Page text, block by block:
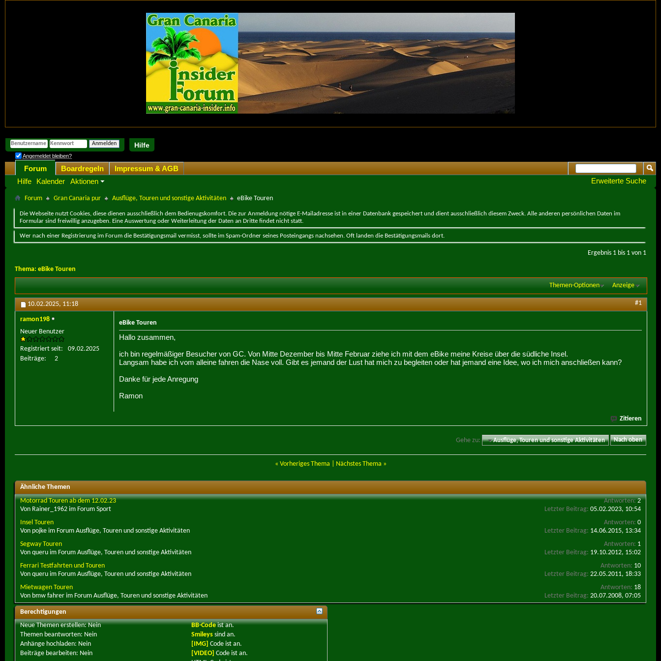
Hilfe
Angemeldet bleiben?
Forum
Hilfe
Kalender Aktionen
Boardregeln
Impressum & AGB
Erweiterte Suche
Forum Gran Canaria pur Ausflüge, Touren und sonstige Aktivitäten eBike Touren
Die Webseite nutzt Cookies, diese dienen ausschließlich dem Bedienugskomfort. Die zur Anmeldung nötige E-Mailadresse ist in einer Datenbank gespeichert und dient ausschließlich diesem Zweck. Alle anderen persönlichen Daten im
Formular sind freiwillig anzugeben. Eine Auswertung oder Weiterleitung der Daten an Dritte findet nicht statt.
Wer nach einer Registrierung im Forum die Bestätigungsmail vermisst, sollte im Spam-Ordner seines Posteingangs nachsehen. Oft landen die Bestätigungsmails dort.
Ergebnis 1 bis 1 von 1
Thema: eBike Touren
Themen-Optionen Anzeige
10.02.2025, 11:18 #1
ramon198
Neuer Benutzer
Registriert seit
09.02.2025
Beiträge
2
eBike Touren
Hallo zusammen,
ich bin regelmäßiger Besucher von GC. Von Mitte Dezember bis Mitte Februar ziehe ich mit dem eBike meine Kreise über die südliche Insel.
Langsam habe ich vom alleine fahren die Nase voll. Gibt es jemand der Lust hat mich zu begleiten oder hat jemand eine Idee, wo ich mich anschließen kann?
Danke für jede Anregung
Ramon
Zitieren
Gehe zu: Ausflüge, Touren und sonstige Aktivitäten Nach oben
« Vorheriges Thema Nächstes Thema »
Ähnliche Themen
Motorrad Touren ab dem 12.02.23
Von Rainer_1962 im Forum Sport
Antworten:2
Letzter Beitrag: 05.02.2023, 10:54
Insel Touren
Von pojke im Forum Ausflüge, Touren und sonstige Aktivitäten
Antworten: 0
Letzter Beitrag: 14.06.2015, 13:34
Segway Touren
Von queru im Forum Ausflüge, Touren und sonstige Aktivitäten
Antworten: 1
Letzter Beitrag: 19.10.2012, 15:02
Ferrari Testfahrten und Touren
Von queru im Forum Ausflüge, Touren und sonstige Aktivitäten
Antworten: 10
Letzter Beitrag: 22.05.2011, 18:33
Mietwagen Touren
Von bmw fahrer im Forum Ausflüge, Touren und sonstige Aktivitäten
Antworten: 18
Letzter Beitrag: 20.07.2008, 07:05
Berechtigungen
Neue Themen erstellen:Nein
Themen beantworten: Nein
Anhänge hochladen: Nein
Beiträge bearbeiten: Nein
BB-Codeistan.
Smileyssind an.
[IMG] Code ist an.
[VIDEO] Code ist an.